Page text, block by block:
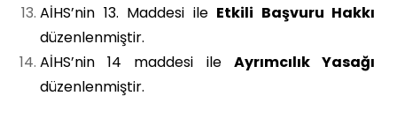
AİHS’nin 13. Maddesi ile Etkili Başvuru Hakkı
düzenlenmiştir.
AİHS’nin 14 maddesi ile Ayrımcılık Yasağı
düzenlenmiştir.